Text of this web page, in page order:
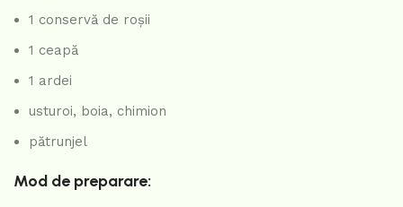
1 conservă de roșii
1 ceapă
1 ardei
usturoi, boia, chimion
pătrunjel
Mod de preparare: